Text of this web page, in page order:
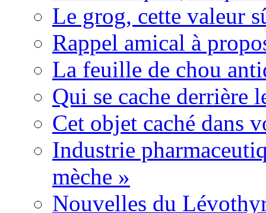
Le grog, cette valeur
Rappel amical à
La feuille de chou
Qui se cache derrière
Cet objet caché dans
Industrie
mèche »
Nouvelles du